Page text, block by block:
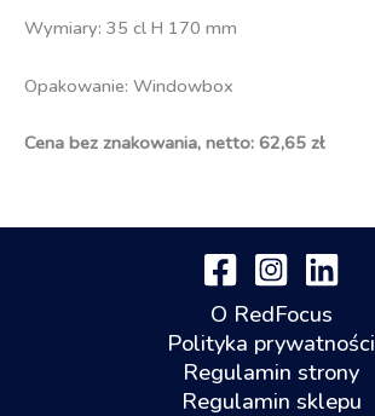
Wymiary: 35 cl H 170 mm
Opakowanie: Windowbox
Cena bez znakowania, netto: 62,65 zł
O RedFocus
Polityka prywatności
Regulamin strony
Regulamin sklepu